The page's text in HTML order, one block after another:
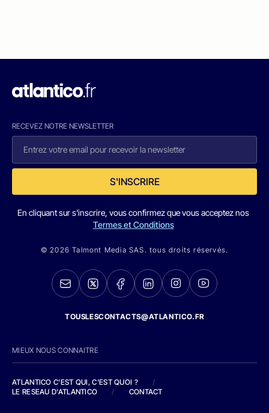
RECEVEZ NOTRE NEWSLETTER
S'INSCRIRE
En cliquant sur s'inscrire, vous confirmez que vous acceptez nos
Termes et Conditions
© 2026 Talmont Media SAS. tous droits réservés.
TOUSLESCONTACTS@ATLANTICO.FR
MIEUX NOUS CONNAITRE
ATLANTICO C'EST QUI, C'EST QUOI ?
/
LE RESEAU D'ATLANTICO
/ CONTACT